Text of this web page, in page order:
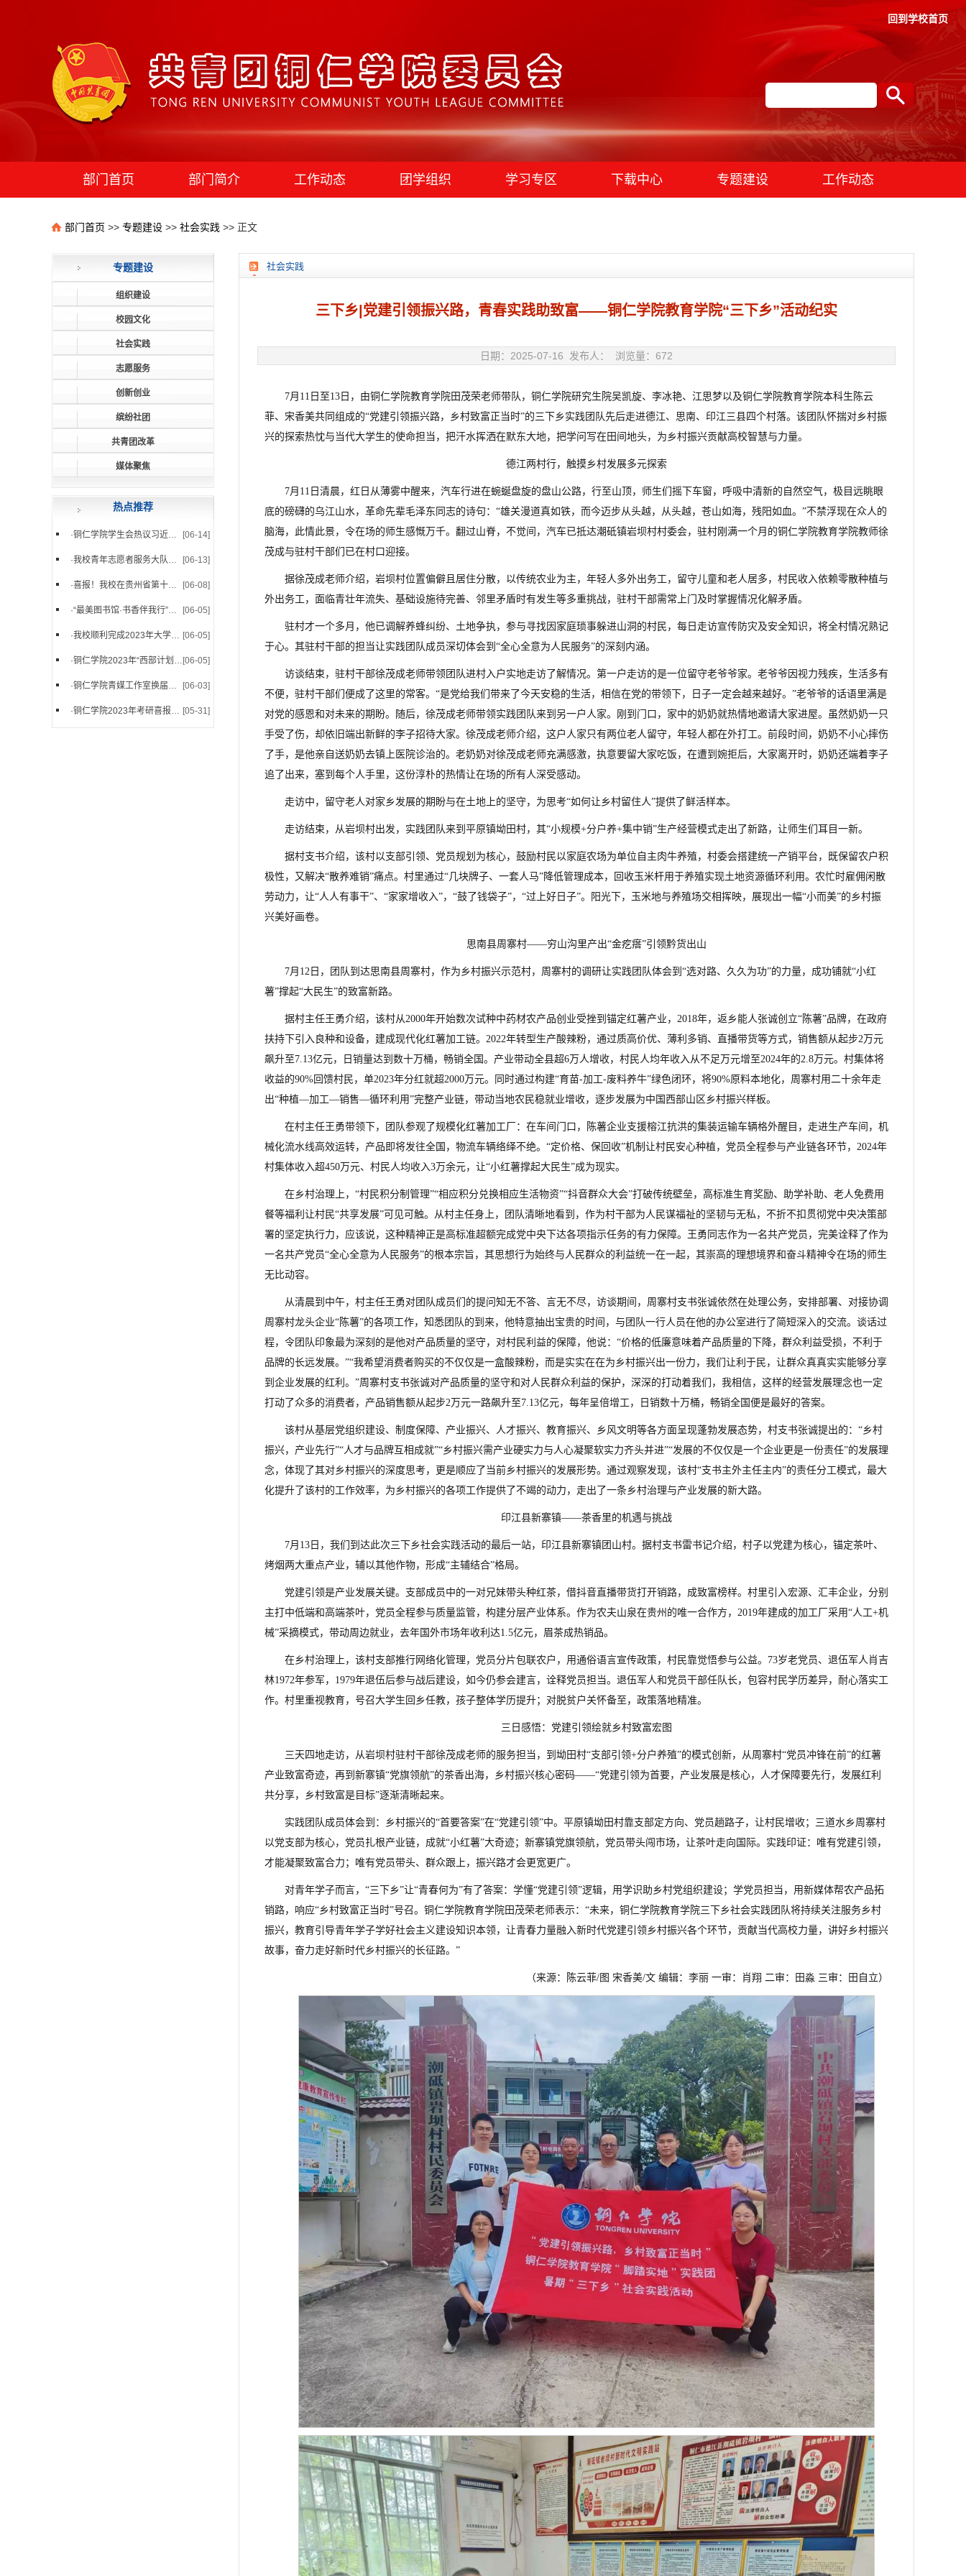
回到学校首页
部门首页 部门简介 工作动态 团学组织 学习专区 下载中心 专题建设 工作动态
部门首页 >> 专题建设 >> 社会实践 >> 正文
专题建设
组织建设
校园文化
社会实践
志愿服务
创新创业
缤纷社团
共青团改革
媒体聚焦
热点推荐
[06-14]
·铜仁学院学生会热议习近平总...
[06-13]
·我校青年志愿者服务大队组织...
[06-08]
·喜报！我校在贵州省第十八届...
[06-05]
·“最美图书馆·书香伴我行”摄...
[06-05]
·我校顺利完成2023年大学生志...
[06-05]
·铜仁学院2023年“西部计划”...
[06-03]
·铜仁学院青媒工作室换届啦！
[05-31]
·铜仁学院2023年考研喜报来啦...
社会实践
三下乡|党建引领振兴路，青春实践助致富——铜仁学院教育学院“三下乡”活动纪实
日期：2025-07-16 发布人： 浏览量： 672
7月11日至13日，由铜仁学院教育学院田茂荣老师带队，铜仁学院研究生院吴凯旋、李冰艳、江思梦以及铜仁学院教育学院本科生陈云
菲、宋香美共同组成的“党建引领振兴路，乡村致富正当时”的三下乡实践团队先后走进德江、思南、印江三县四个村落。该团队怀揣对乡村振
兴的探索热忱与当代大学生的使命担当，把汗水挥洒在默东大地，把学问写在田间地头，为乡村振兴贡献高校智慧与力量。
德江两村行，触摸乡村发展多元探索
7月11日清晨，红日从薄雾中醒来，汽车行进在蜿蜒盘旋的盘山公路，行至山顶，师生们摇下车窗，呼吸中清新的自然空气，极目远眺眼
底的磅礴的乌江山水，革命先辈毛泽东同志的诗句：“雄关漫道真如铁，而今迈步从头越，从头越，苍山如海，残阳如血。”不禁浮现在众人的
脑海，此情此景，令在场的师生感慨万千。翻过山脊，不觉间，汽车已抵达潮砥镇岩坝村村委会，驻村刚满一个月的铜仁学院教育学院教师徐
茂成与驻村干部们已在村口迎接。
据徐茂成老师介绍，岩坝村位置偏僻且居住分散，以传统农业为主，年轻人多外出务工，留守儿童和老人居多，村民收入依赖零散种植与
外出务工，面临青壮年流失、基础设施待完善、邻里矛盾时有发生等多重挑战，驻村干部需常上门及时掌握情况化解矛盾。
驻村才一个多月，他已调解养蜂纠纷、土地争执，参与寻找因家庭琐事躲进山洞的村民，每日走访宣传防灾及安全知识，将全村情况熟记
于心。其驻村干部的担当让实践团队成员深切体会到“全心全意为人民服务”的深刻内涵。
访谈结束，驻村干部徐茂成老师带领团队进村入户实地走访了解情况。第一户走访的是一位留守老爷爷家。老爷爷因视力残疾，生活多有
不便，驻村干部们便成了这里的常客。“是党给我们带来了今天安稳的生活，相信在党的带领下，日子一定会越来越好。”老爷爷的话语里满是
对党的感恩和对未来的期盼。随后，徐茂成老师带领实践团队来到另一户人家。刚到门口，家中的奶奶就热情地邀请大家进屋。虽然奶奶一只
手受了伤，却依旧端出新鲜的李子招待大家。徐茂成老师介绍，这户人家只有两位老人留守，年轻人都在外打工。前段时间，奶奶不小心摔伤
了手，是他亲自送奶奶去镇上医院诊治的。老奶奶对徐茂成老师充满感激，执意要留大家吃饭，在遭到婉拒后，大家离开时，奶奶还端着李子
追了出来，塞到每个人手里，这份淳朴的热情让在场的所有人深受感动。
走访中，留守老人对家乡发展的期盼与在土地上的坚守，为思考“如何让乡村留住人”提供了鲜活样本。
走访结束，从岩坝村出发，实践团队来到平原镇坳田村，其“小规模+分户养+集中销”生产经营模式走出了新路，让师生们耳目一新。
据村支书介绍，该村以支部引领、党员规划为核心，鼓励村民以家庭农场为单位自主肉牛养殖，村委会搭建统一产销平台，既保留农户积
极性，又解决“散养难销”痛点。村里通过“几块牌子、一套人马”降低管理成本，回收玉米杆用于养殖实现土地资源循环利用。农忙时雇佣闲散
劳动力，让“人人有事干”、“家家增收入”，“鼓了钱袋子”，“过上好日子”。阳光下，玉米地与养殖场交相挥映，展现出一幅“小而美”的乡村振
兴美好画卷。
思南县周寨村——穷山沟里产出“金疙瘩”引领黔货出山
7月12日，团队到达思南县周寨村，作为乡村振兴示范村，周寨村的调研让实践团队体会到“选对路、久久为功”的力量，成功铺就“小红
薯”撑起“大民生”的致富新路。
据村主任王勇介绍，该村从2000年开始数次试种中药材农产品创业受挫到锚定红薯产业，2018年，返乡能人张诚创立“陈薯”品牌，在政府
扶持下引入良种和设备，建成现代化红薯加工链。2022年转型生产酸辣粉，通过质高价优、薄利多销、直播带货等方式，销售额从起步2万元
飙升至7.13亿元，日销量达到数十万桶，畅销全国。产业带动全县超6万人增收，村民人均年收入从不足万元增至2024年的2.8万元。村集体将
收益的90%回馈村民，单2023年分红就超2000万元。同时通过构建“育苗-加工-废料养牛”绿色闭环，将90%原料本地化，周寨村用二十余年走
出“种植—加工—销售—循环利用”完整产业链，带动当地农民稳就业增收，逐步发展为中国西部山区乡村振兴样板。
在村主任王勇带领下，团队参观了规模化红薯加工厂：在车间门口，陈薯企业支援榕江抗洪的集装运输车辆格外醒目，走进生产车间，机
械化流水线高效运转，产品即将发往全国，物流车辆络绎不绝。“定价格、保回收”机制让村民安心种植，党员全程参与产业链各环节，2024年
村集体收入超450万元、村民人均收入3万余元，让“小红薯撑起大民生”成为现实。
在乡村治理上，“村民积分制管理”“相应积分兑换相应生活物资”“抖音群众大会”打破传统壁垒，高标准生育奖励、助学补助、老人免费用
餐等福利让村民“共享发展”可见可触。从村主任身上，团队清晰地看到，作为村干部为人民谋福祉的坚韧与无私，不折不扣贯彻党中央决策部
署的坚定执行力，应该说，这种精神正是高标准超额完成党中央下达各项指示任务的有力保障。王勇同志作为一名共产党员，完美诠释了作为
一名共产党员“全心全意为人民服务”的根本宗旨，其思想行为始终与人民群众的利益统一在一起，其崇高的理想境界和奋斗精神令在场的师生
无比动容。
从清晨到中午，村主任王勇对团队成员们的提问知无不答、言无不尽，访谈期间，周寨村支书张诚依然在处理公务，安排部署、对接协调
周寨村龙头企业“陈薯”的各项工作，知悉团队的到来，他特意抽出宝贵的时间，与团队一行人员在他的办公室进行了简短深入的交流。谈话过
程，令团队印象最为深刻的是他对产品质量的坚守，对村民利益的保障，他说：“价格的低廉意味着产品质量的下降，群众利益受损，不利于
品牌的长远发展。”“我希望消费者购买的不仅仅是一盒酸辣粉，而是实实在在为乡村振兴出一份力，我们让利于民，让群众真真实实能够分享
到企业发展的红利。”周寨村支书张诚对产品质量的坚守和对人民群众利益的保护，深深的打动着我们，我相信，这样的经营发展理念也一定
打动了众多的消费者，产品销售额从起步2万元一路飙升至7.13亿元，每年呈倍增工，日销数十万桶，畅销全国便是最好的答案。
该村从基层党组织建设、制度保障、产业振兴、人才振兴、教育振兴、乡风文明等各方面呈现蓬勃发展态势，村支书张诚提出的：“乡村
振兴，产业先行”“人才与品牌互相成就”“乡村振兴需产业硬实力与人心凝聚软实力齐头并进”“发展的不仅仅是一个企业更是一份责任”的发展理
念，体现了其对乡村振兴的深度思考，更是顺应了当前乡村振兴的发展形势。通过观察发现，该村“支书主外主任主内”的责任分工模式，最大
化提升了该村的工作效率，为乡村振兴的各项工作提供了不竭的动力，走出了一条乡村治理与产业发展的新大路。
印江县新寨镇——茶香里的机遇与挑战
7月13日，我们到达此次三下乡社会实践活动的最后一站，印江县新寨镇团山村。据村支书雷书记介绍，村子以党建为核心，锚定茶叶、
烤烟两大重点产业，辅以其他作物，形成“主辅结合”格局。
党建引领是产业发展关键。支部成员中的一对兄妹带头种红茶，借抖音直播带货打开销路，成致富榜样。村里引入宏源、汇丰企业，分别
主打中低端和高端茶叶，党员全程参与质量监管，构建分层产业体系。作为农夫山泉在贵州的唯一合作方，2019年建成的加工厂采用“人工+机
械”采摘模式，带动周边就业，去年国外市场年收利达1.5亿元，眉茶成热销品。
在乡村治理上，该村支部推行网络化管理，党员分片包联农户，用通俗语言宣传政策，村民靠觉悟参与公益。73岁老党员、退伍军人肖吉
林1972年参军，1979年退伍后参与战后建设，如今仍参会建言，诠释党员担当。退伍军人和党员干部任队长，包容村民学历差异，耐心落实工
作。村里重视教育，号召大学生回乡任教，孩子整体学历提升；对脱贫户关怀备至，政策落地精准。
三日感悟：党建引领绘就乡村致富宏图
三天四地走访，从岩坝村驻村干部徐茂成老师的服务担当，到坳田村“支部引领+分户养殖”的模式创新，从周寨村“党员冲锋在前”的红薯
产业致富奇迹，再到新寨镇“党旗领航”的茶香出海，乡村振兴核心密码——“党建引领为首要，产业发展是核心，人才保障要先行，发展红利
共分享，乡村致富是目标”逐渐清晰起来。
实践团队成员体会到：乡村振兴的“首要答案”在“党建引领”中。平原镇坳田村靠支部定方向、党员趟路子，让村民增收；三道水乡周寨村
以党支部为核心，党员扎根产业链，成就“小红薯”大奇迹；新寨镇党旗领航，党员带头闯市场，让茶叶走向国际。实践印证：唯有党建引领，
才能凝聚致富合力；唯有党员带头、群众跟上，振兴路才会更宽更广。
对青年学子而言，“三下乡”让“青春何为”有了答案：学懂“党建引领”逻辑，用学识助乡村党组织建设；学党员担当，用新媒体帮农产品拓
销路，响应“乡村致富正当时”号召。铜仁学院教育学院田茂荣老师表示：“未来，铜仁学院教育学院三下乡社会实践团队将持续关注服务乡村
振兴，教育引导青年学子学好社会主义建设知识本领，让青春力量融入新时代党建引领乡村振兴各个环节，贡献当代高校力量，讲好乡村振兴
故事，奋力走好新时代乡村振兴的长征路。”
（来源：陈云菲/图 宋香美/文 编辑：李丽 一审：肖翔 二审：田淼 三审：田自立）